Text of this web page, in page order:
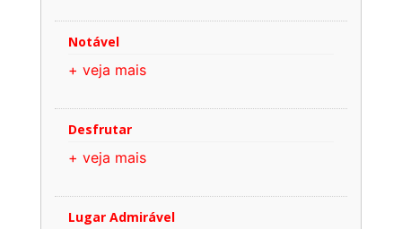
Notável
+ veja mais
Desfrutar
+ veja mais
Lugar Admirável